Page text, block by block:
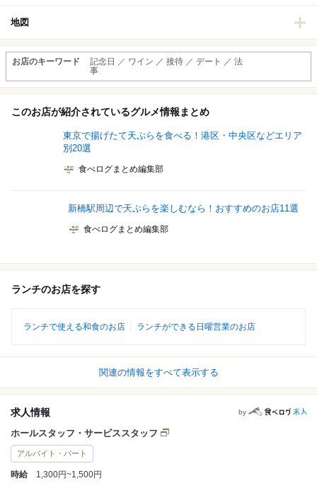
地図
お店のキーワード
記念日 ／ ワイン ／ 接待 ／ デート ／ 法
事
このお店が紹介されているグルメ情報まとめ
東京で揚げたて天ぷらを食べる！港区・中央区などエリア
別20選
食べログまとめ編集部
新橋駅周辺で天ぷらを楽しむなら！おすすめのお店11選
食べログまとめ編集部
ランチのお店を探す
ランチで使える和食のお店 ランチができる日曜営業のお店
関連の情報をすべて表示する
求人情報 by
ホールスタッフ・サービススタッフ
アルバイト・パート
時給
1,300円~1,500円